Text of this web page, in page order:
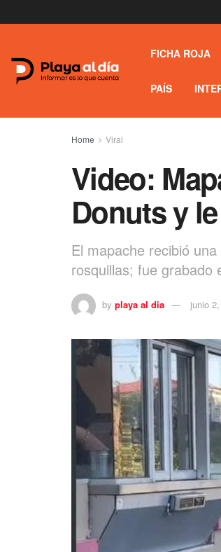
FICHA ROJA
PAÍS
Home Viral
Video:
Donuts y
El mapache recibió
rosquillas; fue grabado
by playa al dia junio